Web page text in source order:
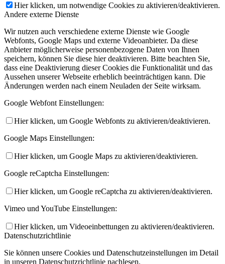
Hier klicken, um notwendige Cookies zu aktivieren/deaktivieren.
Andere externe Dienste
Wir nutzen auch verschiedene externe Dienste wie Google
Webfonts, Google Maps und externe Videoanbieter. Da diese
Anbieter möglicherweise personenbezogene Daten von Ihnen
speichern, können Sie diese hier deaktivieren. Bitte beachten Sie,
dass eine Deaktivierung dieser Cookies die Funktionalität und das
Aussehen unserer Webseite erheblich beeinträchtigen kann. Die
Änderungen werden nach einem Neuladen der Seite wirksam.
Google Webfont Einstellungen:
Hier klicken, um Google Webfonts zu aktivieren/deaktivieren.
Google Maps Einstellungen:
Hier klicken, um Google Maps zu aktivieren/deaktivieren.
Google reCaptcha Einstellungen:
Hier klicken, um Google reCaptcha zu aktivieren/deaktivieren.
Vimeo und YouTube Einstellungen:
Hier klicken, um Videoeinbettungen zu aktivieren/deaktivieren.
Datenschutzrichtlinie
Sie können unsere Cookies und Datenschutzeinstellungen im Detail
in unseren Datenschutzrichtlinie nachlesen.